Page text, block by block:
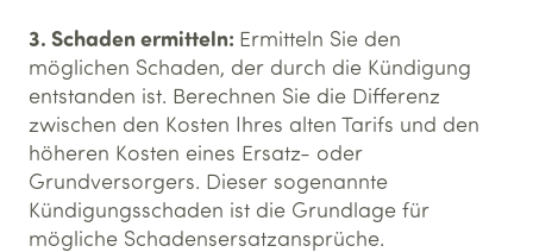
3. Schaden ermitteln: Ermitteln Sie den
möglichen Schaden, der durch die Kündigung
entstanden ist. Berechnen Sie die Differenz
zwischen den Kosten Ihres alten Tarifs und den
höheren Kosten eines Ersatz- oder
Grundversorgers. Dieser sogenannte
Kündigungsschaden ist die Grundlage für
mögliche Schadensersatzansprüche.